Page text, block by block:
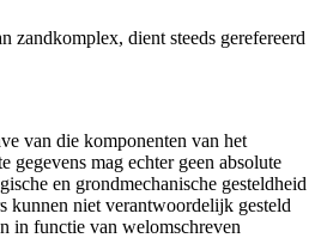
dient steeds gerefereerd
van die komponenten van het
mag echter geen absolute
en grondmechanische gesteldheid
kunnen niet verantwoordelijk gesteld
in functie van welomschreven